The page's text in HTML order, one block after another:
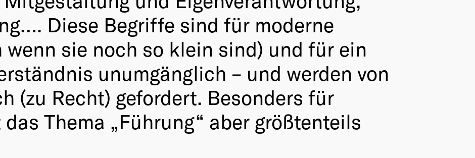
Diese Begriffe sind für moderne
sie noch so klein sind) und für ein
unumgänglich – und werden von
(zu Recht) gefordert. Besonders für
Thema „Führung“ aber größtenteils